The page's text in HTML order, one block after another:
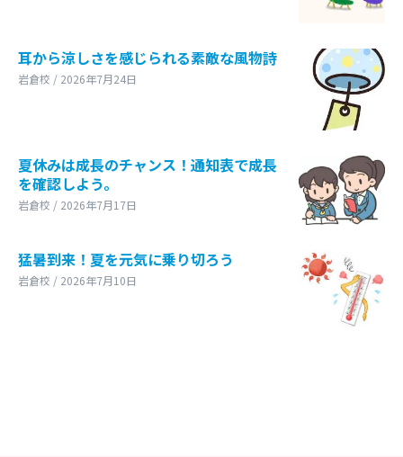
耳から涼しさを感じられる素敵な風物詩
岩倉校 / 2026年7月24日
夏休みは成長のチャンス！通知表で成長
を確認しよう。
岩倉校 / 2026年7月17日
猛暑到来！夏を元気に乗り切ろう
岩倉校 / 2026年7月10日